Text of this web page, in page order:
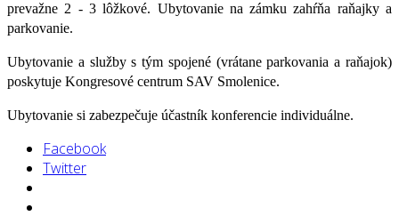
prevažne 2 - 3 lôžkové. Ubytovanie na zámku zahŕňa raňajky a
parkovanie.
Ubytovanie a služby s tým spojené (vrátane parkovania a raňajok)
poskytuje Kongresové centrum SAV Smolenice.
Ubytovanie si zabezpečuje účastník konferencie individuálne.
Facebook
Twitter